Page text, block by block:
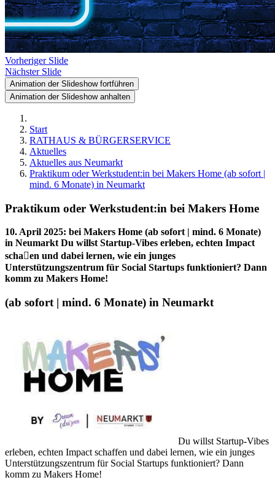
Vorheriger Slide
Nächster Slide
Animation der Slideshow fortführen
Animation der Slideshow anhalten
Start
RATHAUS & BÜRGERSERVICE
Aktuelles
Aktuelles aus Neumarkt
Praktikum oder Werkstudent:in bei Makers Home (ab sofort |
mind. 6 Monate) in Neumarkt
Praktikum oder Werkstudent:in bei Makers Home
10. April 2025: bei Makers Home (ab sofort | mind. 6 Monate)
in Neumarkt Du willst Startup-Vibes erleben, echten Impact
schaen und dabei lernen, wie ein junges
Unterstützungszentrum für Social Startups funktioniert? Dann
komm zu Makers Home!
(ab sofort | mind. 6 Monate) in Neumarkt
Du willst Startup-Vibes
erleben, echten Impact schaffen und dabei lernen, wie ein junges
Unterstützungszentrum für Social Startups funktioniert? Dann
komm zu Makers Home!